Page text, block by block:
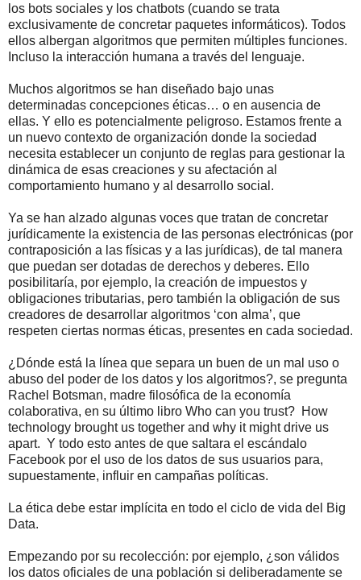
los bots sociales y los chatbots (cuando se trata
exclusivamente de concretar paquetes informáticos). Todos
ellos albergan algoritmos que permiten múltiples funciones.
Incluso la interacción humana a través del lenguaje.
Muchos algoritmos se han diseñado bajo unas
determinadas concepciones éticas… o en ausencia de
ellas. Y ello es potencialmente peligroso. Estamos frente a
un nuevo contexto de organización donde la sociedad
necesita establecer un conjunto de reglas para gestionar la
dinámica de esas creaciones y su afectación al
comportamiento humano y al desarrollo social.
Ya se han alzado algunas voces que tratan de concretar
jurídicamente la existencia de las personas electrónicas (por
contraposición a las físicas y a las jurídicas), de tal manera
que puedan ser dotadas de derechos y deberes. Ello
posibilitaría, por ejemplo, la creación de impuestos y
obligaciones tributarias, pero también la obligación de sus
creadores de desarrollar algoritmos ‘con alma’, que
respeten ciertas normas éticas, presentes en cada sociedad.
¿Dónde está la línea que separa un buen de un mal uso o
abuso del poder de los datos y los algoritmos?, se pregunta
Rachel Botsman, madre filosófica de la economía
colaborativa, en su último libro Who can you trust? How
technology brought us together and why it might drive us
apart. Y todo esto antes de que saltara el escándalo
Facebook por el uso de los datos de sus usuarios para,
supuestamente, influir en campañas políticas.
La ética debe estar implícita en todo el ciclo de vida del Big
Data.
Empezando por su recolección: por ejemplo, ¿son válidos
los datos oficiales de una población si deliberadamente se